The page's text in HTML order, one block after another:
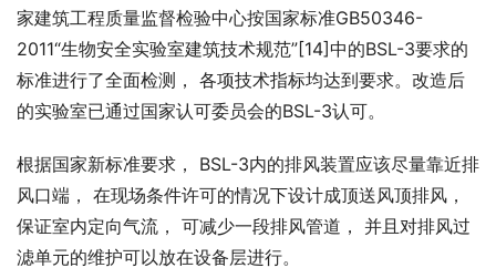
家建筑工程质量监督检验中心按国家标准GB50346-
2011“生物安全实验室建筑技术规范”[14]中的BSL-3要求的
标准进行了全面检测， 各项技术指标均达到要求。改造后
的实验室已通过国家认可委员会的BSL-3认可。
根据国家新标准要求， BSL-3内的排风装置应该尽量靠近排
风口端， 在现场条件许可的情况下设计成顶送风顶排风，
保证室内定向气流， 可减少一段排风管道， 并且对排风过
滤单元的维护可以放在设备层进行。